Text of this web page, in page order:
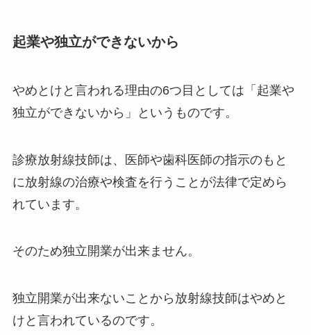
起業や独立ができないから
やめとけと言われる理由の6つ目としては「起業や
独立ができないから」というものです。
診療放射線技師は、医師や歯科医師の指示のもと
に放射線の治療や検査を行うことが法律で定めら
れています。
そのため独立開業が出来ません。
独立開業が出来ないことから放射線技師はやめと
けと言われているのです。